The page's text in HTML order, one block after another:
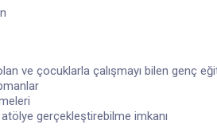
ve çocuklarla çalışmayı bilen genç
gerçekleştirebilme imkanı